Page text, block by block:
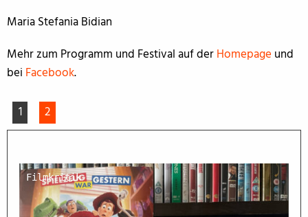
Maria Stefania Bidian
Mehr zum Programm und Festival auf derHomepage und
bei Facebook.
1 2
Filmkritik